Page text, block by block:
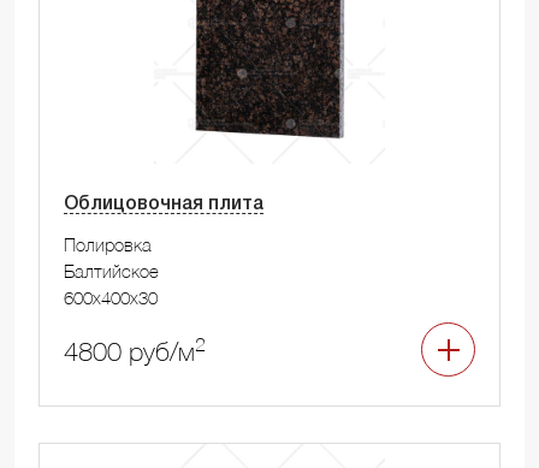
Облицовочная плита
Полировка
Балтийское
600x400x30
4800 руб/м2